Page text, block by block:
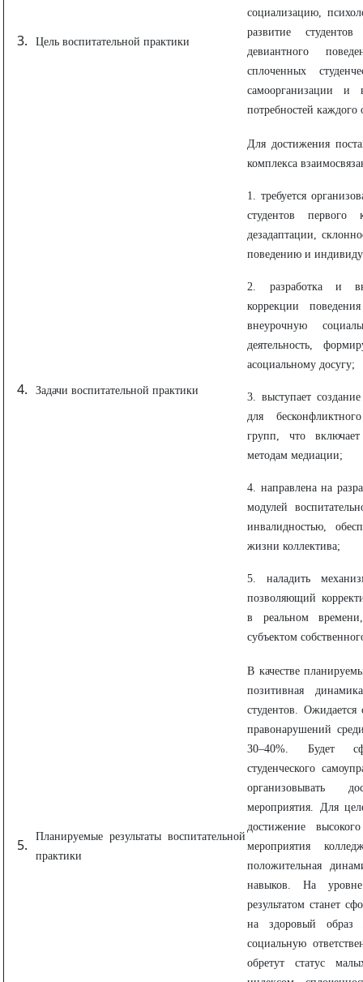
Цель воспитательной практики
социализацию,
развитие
девиантного
сплоченных
самоорганизации
потребностей каждого
Задачи воспитательной практики
Для достижения
комплекса
1. требуется
студентов
дезадаптации,
поведению и
2. разработка и
коррекции
внеурочную
деятельность,
асоциальному досугу;
3. выступает
для
групп, что
методам медиации;
4. направлена на
модулей
инвалидностью,
жизни коллектива;
5. наладить
позволяющий
в реальном
субъектом
Планируемые результаты воспитательной
практики
В качестве
позитивная
студентов.
правонарушений
30–40%. Будет
студенческого
организовывать
мероприятия. Для
достижение
мероприятия
положительная
навыков. На уровне
результатом станет
на здоровый образ
социальную
обретут статус